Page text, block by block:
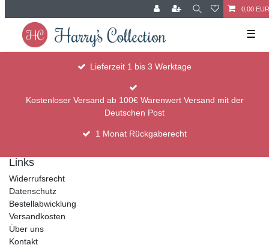
0,00 EUR
☰
Lieferzeit 1 bis 3 Werktage
Kostenloser Versand ab 100€ Warenwert Versand mit der
Deutschen Post
1 Monat Rückgaberecht
Links
Widerrufsrecht
Datenschutz
Bestellabwicklung
Versandkosten
Über uns
Kontakt